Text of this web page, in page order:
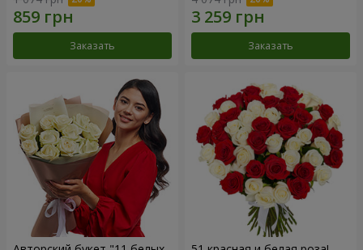
Заказать Заказать